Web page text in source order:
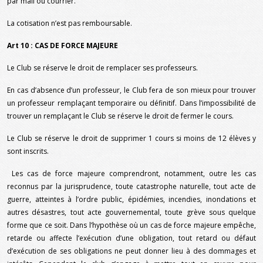
La cotisation n’est pas remboursable.
Art 10 : CAS DE FORCE MAJEURE
Le Club se réserve le droit de remplacer ses professeurs.
En cas d’absence d’un professeur, le Club fera de son mieux pour trouver
un professeur remplaçant temporaire ou définitif. Dans l’impossibilité de
trouver un remplaçant le Club se réserve le droit de fermer le cours.
Le Club se réserve le droit de supprimer 1 cours si moins de 12 élèves y
sont inscrits.
Les cas de force majeure comprendront, notamment, outre les cas
reconnus par la jurisprudence, toute catastrophe naturelle, tout acte de
guerre, atteintes à l’ordre public, épidémies, incendies, inondations et
autres désastres, tout acte gouvernemental, toute grève sous quelque
forme que ce soit. Dans l’hypothèse où un cas de force majeure empêche,
retarde ou affecte l’exécution d’une obligation, tout retard ou défaut
d’exécution de ses obligations ne peut donner lieu à des dommages et